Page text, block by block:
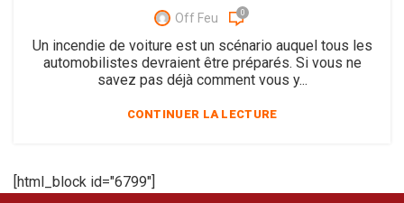
Off Feu 0
Un incendie de voiture est un scénario auquel tous les
automobilistes devraient être préparés. Si vous ne
savez pas déjà comment vous y...
CONTINUER LA LECTURE
[html_block id="6799"]